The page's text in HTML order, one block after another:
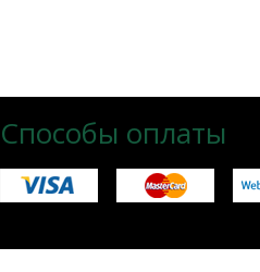
Способы оплаты